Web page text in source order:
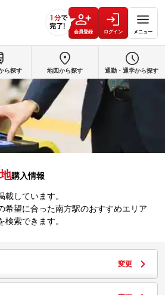
会員登録 ログイン メニュー
購入情報
しています。
希望に合った南方駅のおすすめエリア
索できます。
変更
ら探す 地図から探す 通勤・通学から探す